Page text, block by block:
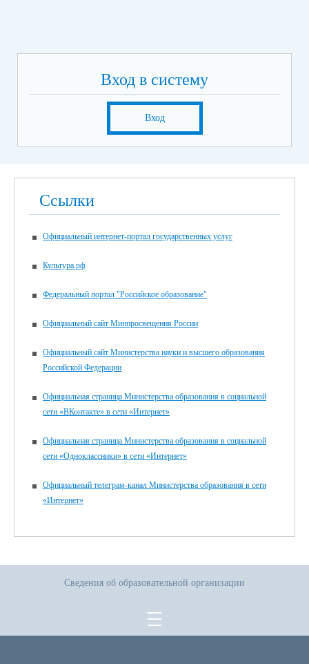
Вход в систему
Вход
Ссылки
Официальный интернет-портал государственных услуг
Культура.рф
Федеральный портал "Российское образование"
Официальный сайт Минпросвещения России
Официальный сайт Министерства науки и высшего образования
Российской Федерации
Официальная страница Министерства образования в социальной
сети «ВКонтакте» в сети «Интернет»
Официальная страница Министерства образования в социальной
сети «Одноклассники» в сети «Интернет»
Официальный телеграм-канал Министерства образования в сети
«Интернет»
Сведения об образовательной организации